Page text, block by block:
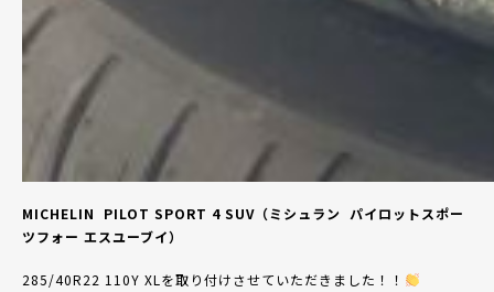
MICHELIN PILOT SPORT 4 SUV （ミシュラン パイロットスポー
ツフォー エスユーブイ）
285/40R22 110Y XL を取り付けさせて いただきました！！